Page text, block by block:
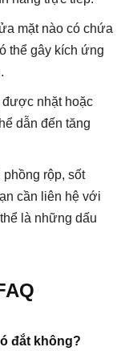
mặt nào có chứa
thể gây kích ứng
nhặt hoặc
dẫn đến tăng
rộp, sốt
cần liên hệ với
là những dấu
đắt không?